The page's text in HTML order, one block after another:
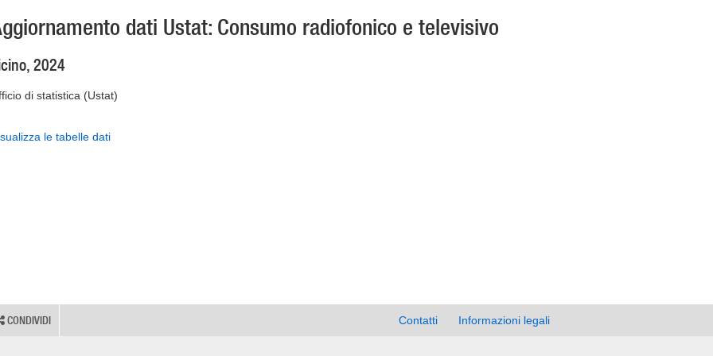
dati Ustat: Consumo radiofonico e televisivo
2024
di statistica (Ustat)
le tabelle dati
CONDIVIDI Contatti Informazioni legali